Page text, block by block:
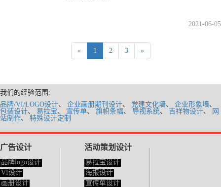
2021-06-05
« 1 2 3 »
我们的经验范围:
品牌/VI/LOGO设计、 企业画册期刊设计、 党建文化墙、 企业形象墙、
包装设计、 易拉宝、 宣传单、 旗帜条幅、 导视系统、 吉祥物设计、
网
站制作、 特殊设计定制
广告设计
品牌logo设计
VI设计
画册设计
活动策划设计
易拉宝设计
海报设计
宣传单设计